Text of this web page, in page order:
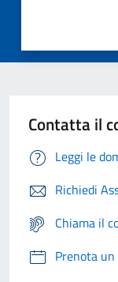
Contatta il
Leggi le
Richiedi
Chiama il
Prenota